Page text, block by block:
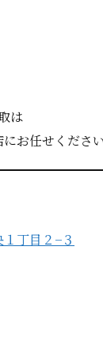
は
お任せくださ
丁目２−３